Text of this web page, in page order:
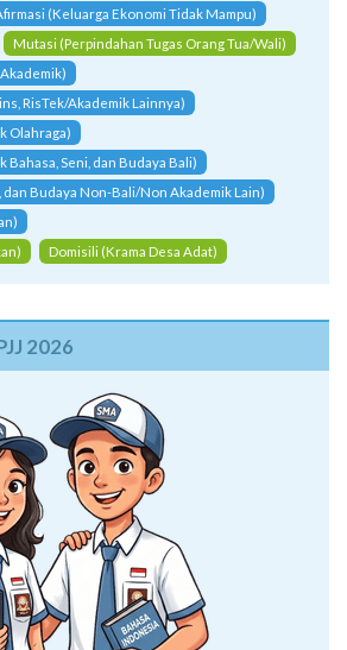
(Keluarga Ekonomi Tidak Mampu)
Mutasi (Perpindahan Tugas Orang Tua/Wali)
RisTek/Akademik Lainnya)
Olahraga)
Seni, dan Budaya Bali)
dan Budaya Non-Bali/Non Akademik Lain)
Domisili (Krama Desa Adat)
2026